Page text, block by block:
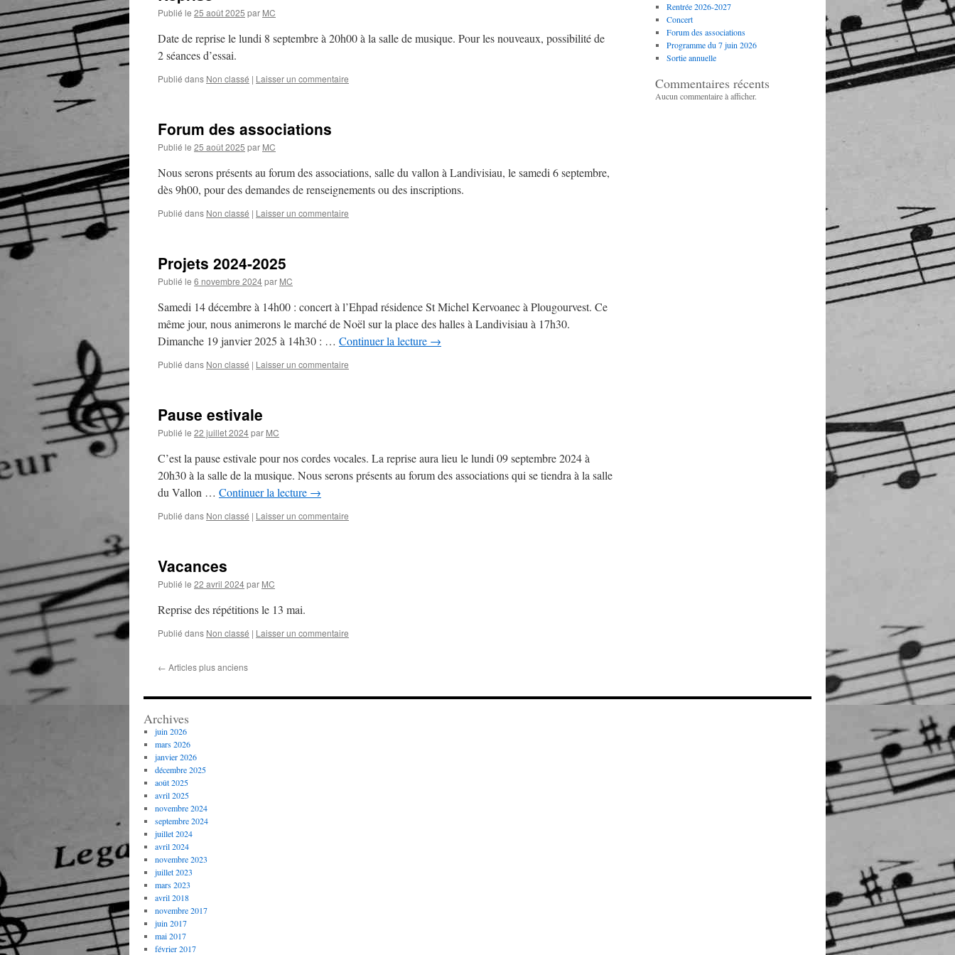
Publié le 25 août 2025 par MC
Date de reprise le lundi 8 septembre à 20h00 à la salle de musique. Pour les nouveaux, possibilité de
2 séances d’essai.
Publié dans Non classé | Laisser un commentaire
Forum des associations
Publié le 25 août 2025 par MC
Nous serons présents au forum des associations, salle du vallon à Landivisiau, le samedi 6 septembre,
dès 9h00, pour des demandes de renseignements ou des inscriptions.
Publié dans Non classé | Laisser un commentaire
Projets 2024-2025
Publié le 6 novembre 2024par MC
Samedi 14 décembre à 14h00 : concert à l’Ehpad résidence St Michel Kervoanec à Plougourvest. Ce
même jour, nous animerons le marché de Noël sur la place des halles à Landivisiau à 17h30.
Dimanche 19 janvier 2025 à 14h30 : … Continuer la lecture →
Publié dans Non classé | Laisser un commentaire
Pause estivale
Publié le 22 juillet 2024par MC
C’est la pause estivale pour nos cordes vocales. La reprise aura lieu le lundi 09 septembre 2024 à
20h30 à la salle de la musique. Nous serons présents au forum des associations qui se tiendra à la salle
du Vallon … Continuer la lecture →
Publié dans Non classé | Laisser un commentaire
Vacances
Publié le 22 avril 2024par MC
Reprise des répétitions le 13 mai.
Publié dans Non classé | Laisser un commentaire
← Articles plus anciens
Rentrée 2026-2027
Concert
Forum des associations
Programme du 7 juin 2026
Sortie annuelle
Commentaires récents
Aucun commentaire à afficher.
Archives
juin 2026
mars 2026
janvier 2026
décembre 2025
août 2025
avril 2025
novembre 2024
septembre 2024
juillet 2024
avril 2024
novembre 2023
juillet 2023
mars 2023
avril 2018
novembre 2017
juin 2017
mai 2017
février 2017